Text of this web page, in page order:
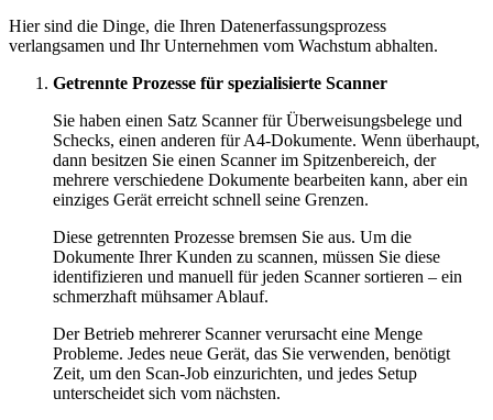
Hier sind die Dinge, die Ihren Datenerfassungsprozess
verlangsamen und Ihr Unternehmen vom Wachstum abhalten.
Getrennte Prozesse für spezialisierte Scanner
Sie haben einen Satz Scanner für Überweisungsbelege und
Schecks, einen anderen für A4-Dokumente. Wenn überhaupt,
dann besitzen Sie einen Scanner im Spitzenbereich, der
mehrere verschiedene Dokumente bearbeiten kann, aber ein
einziges Gerät erreicht schnell seine Grenzen.
Diese getrennten Prozesse bremsen Sie aus. Um die
Dokumente Ihrer Kunden zu scannen, müssen Sie diese
identifizieren und manuell für jeden Scanner sortieren – ein
schmerzhaft mühsamer Ablauf.
Der Betrieb mehrerer Scanner verursacht eine Menge
Probleme. Jedes neue Gerät, das Sie verwenden, benötigt
Zeit, um den Scan-Job einzurichten, und jedes Setup
unterscheidet sich vom nächsten.